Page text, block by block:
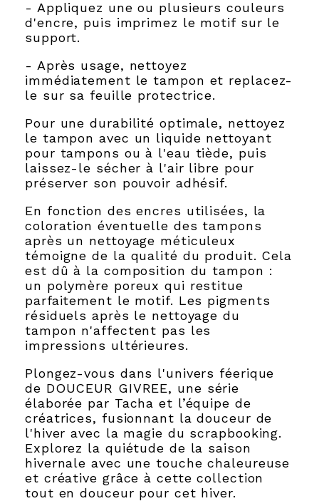
- Appliquez une ou plusieurs couleurs
d'encre, puis imprimez le motif sur le
support.
- Après usage, nettoyez
immédiatement le tampon et replacez-
le sur sa feuille protectrice.
Pour une durabilité optimale, nettoyez
le tampon avec un liquide nettoyant
pour tampons ou à l'eau tiède, puis
laissez-le sécher à l'air libre pour
préserver son pouvoir adhésif.
En fonction des encres utilisées, la
coloration éventuelle des tampons
après un nettoyage méticuleux
témoigne de la qualité du produit. Cela
est dû à la composition du tampon :
un polymère poreux qui restitue
parfaitement le motif. Les pigments
résiduels après le nettoyage du
tampon n'affectent pas les
impressions ultérieures.
Plongez-vous dans l'univers féerique
de DOUCEUR GIVREE, une série
élaborée par Tacha et l’équipe de
créatrices, fusionnant la douceur de
l'hiver avec la magie du scrapbooking.
Explorez la quiétude de la saison
hivernale avec une touche chaleureuse
et créative grâce à cette collection
tout en douceur pour cet hiver.